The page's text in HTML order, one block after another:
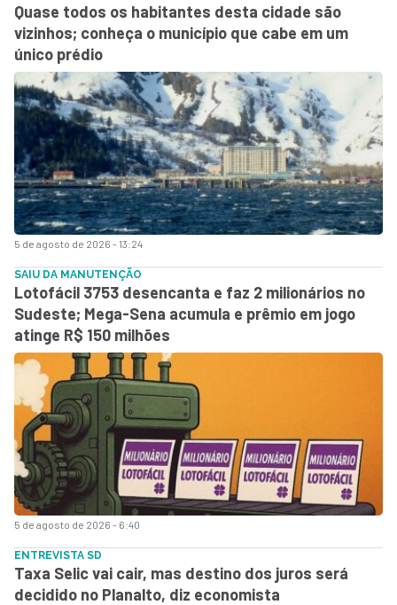
5 de agosto de 2026 - 13:24
Quase todos os habitantes desta cidade são
vizinhos; conheça o município que cabe em um
único prédio
5 de agosto de 2026 - 6:40
SAIU DA MANUTENÇÃO
Lotofácil 3753 desencanta e faz 2 milionários no
Sudeste; Mega-Sena acumula e prêmio em jogo
atinge R$ 150 milhões
ENTREVISTA SD
Taxa Selic vai cair, mas destino dos juros será
decidido no Planalto, diz economista